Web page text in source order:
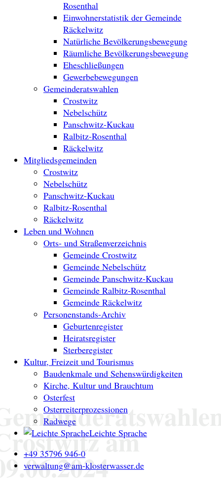
am
Rosenthal
Einwohnerstatistik der Gemeinde
Räckelwitz
Natürliche Bevölkerungsbewegung
Räumliche Bevölkerungsbewegung
Eheschließungen
Gewerbebewegungen
Gemeinderatswahlen
Crostwitz
Nebelschütz
Panschwitz-Kuckau
Ralbitz-Rosenthal
Räckelwitz
Mitgliedsgemeinden
Crostwitz
Nebelschütz
Panschwitz-Kuckau
Ralbitz-Rosenthal
Räckelwitz
Leben und Wohnen
Orts- und Straßenverzeichnis
Gemeinde Crostwitz
Gemeinde Nebelschütz
Gemeinde Panschwitz-Kuckau
Gemeinde Ralbitz-Rosenthal
Gemeinde Räckelwitz
Personenstands-Archiv
Geburtenregister
Heiratsregister
Sterberegister
Kultur, Freizeit und Tourismus
Baudenkmale und Sehenswürdigkeiten
Kirche, Kultur und Brauchtum
Osterfest
Osterreiterprozessionen
Radwege
Leichte Sprache
+49 35796 946-0
verwaltung@am-klosterwasser.de